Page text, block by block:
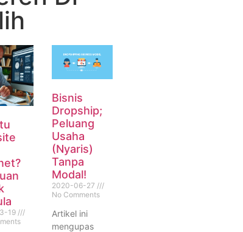
19
Bisnis
Dropship;
Peluang
Usaha
(Nyaris)
Tanpa
Modal!
2020-06-27
No Comments
Artikel ini
mengupas